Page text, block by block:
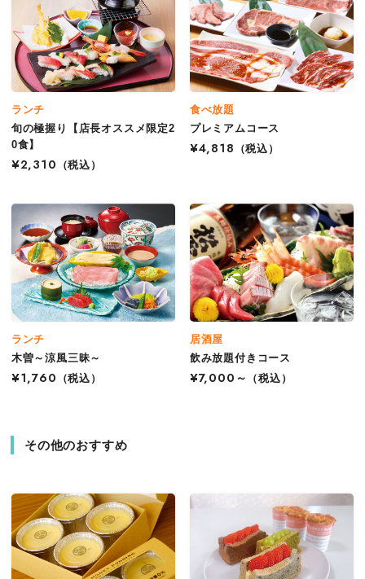
ランチ
旬の極握り【店長オススメ限定2
0食】
¥2,310
（税込）
食べ放題
プレミアムコース
¥4,818
（税込）
ランチ
木曽～涼風三昧～
¥1,760
（税込）
居酒屋
飲み放題付きコース
¥7,000～
（税込）
その他のおすすめ